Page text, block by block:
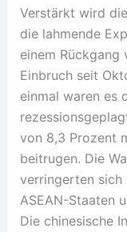
Verstärkt wird
die lahmende
einem Rückgang
Einbruch seit
einmal waren es
von 8,3 Prozent
beitrugen. Die
verringerten sich
ASEAN-Staaten
Die chinesische